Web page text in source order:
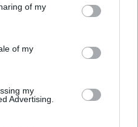
behaviour. You may click to
and its third-party tags to
purposes in below Google
of my
of my
my
Advertising.
1: Κτίριο Κεντρικής
Π.Ε. Αθήνας (4ος
2: